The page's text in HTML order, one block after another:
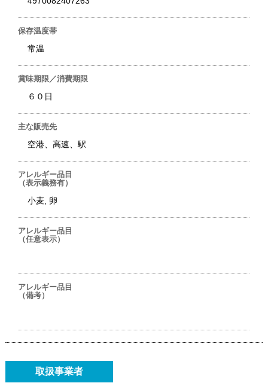
保存温度帯
常温
賞味期限／消費期限
６０日
主な販売先
空港、高速、駅
アレルギー品目
（表示義務有）
小麦, 卵
アレルギー品目
（任意表示）
アレルギー品目
（備考）
取扱事業者